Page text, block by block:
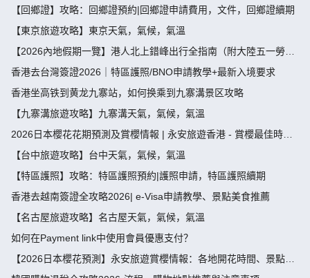
【回鄉證】攻略：回鄉證預約|回鄉證申請費用，文件，回鄉證續期
【東京旅遊攻略】東京天氣，氣候，氣溫
【2026內地假期一覽】港人北上錯峰出行全指南（附大陸五一勞動
節，端午節假期攻略）
香港去台灣簽證2026｜特區護照/BNO申請教學+最新入境要求
香港坐高铁到黄龙九寨站，如何换乘到九寨溝景区攻略
【九寨溝旅遊攻略】九寨溝天氣，氣候，氣溫
2026日本櫻花花期預測及賞櫻情報 | 永安旅遊香港 - 賞櫻最佳時
間、地點推薦
【台中旅遊攻略】台中天氣，氣候，氣溫
【特區護照】攻略：特區護照預約|護照申請，特區護照續期
香港去越南簽證全攻略2026| e-Visa申請教學、景點美食推薦
【名古屋旅遊攻略】名古屋天氣，氣候，氣溫
如何在Payment link中使用會員優惠支付？
【2026日本櫻花預測】永安旅遊賞櫻情報：各地開花時間、景點推
薦